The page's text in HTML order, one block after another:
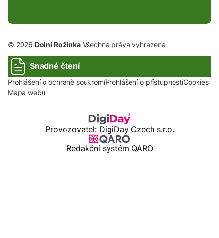
© 2026 Dolní Rožínka Všechna práva vyhrazena
Snadné čtení
Prohlášení o ochraně soukromíProhlášení o přístupnostiCookies
Mapa webu
Provozovatel: DigiDay Czech s.r.o.
Redakční systém QARO